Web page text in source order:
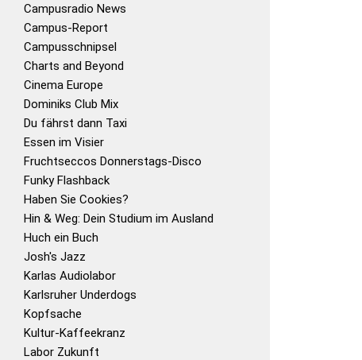
Campusradio News
Campus-Report
Campusschnipsel
Charts and Beyond
Cinema Europe
Dominiks Club Mix
Du fährst dann Taxi
Essen im Visier
Fruchtseccos Donnerstags-Disco
Funky Flashback
Haben Sie Cookies?
Hin & Weg: Dein Studium im Ausland
Huch ein Buch
Josh's Jazz
Karlas Audiolabor
Karlsruher Underdogs
Kopfsache
Kultur-Kaffeekranz
Labor Zukunft